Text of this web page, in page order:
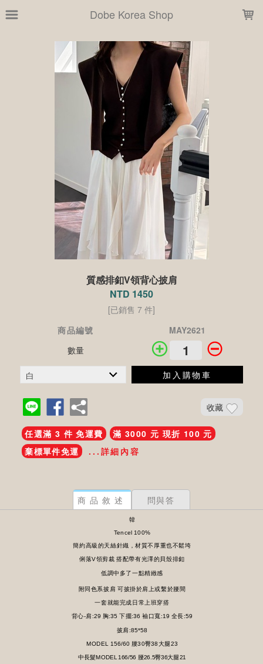
Dobe Korea Shop
質感排釦V領背心披肩
NTD 1450
[已銷售 7 件]
商品編號
MAY2621
數量
加入購物車
收藏
任選滿 3 件 免運費
滿 3000 元 現折 100 元
棄標單件免運
...詳細內容
商品敘述 問與答